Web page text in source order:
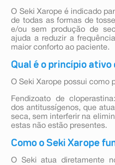
O Seki Xarope é indicado
de todas as formas de
e/ou sem produção de
ajuda a reduzir a
maior conforto ao paciente.
Qual é o princípio ativo
O Seki Xarope possui como
Fendizoato de
dos antitussígenos, que
seca, sem interferir na
estas não estão presentes.
Como o Seki Xarope
O Seki atua diretamente